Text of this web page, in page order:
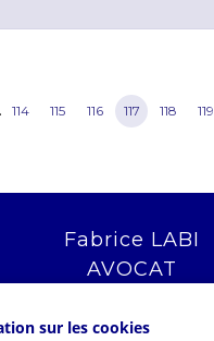
114 115 116 117 118 119
Fabrice LABI
AVOCAT
13006 MARSEILLE
sur les cookies